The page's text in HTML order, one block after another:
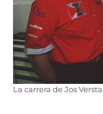
La carrera de Jos